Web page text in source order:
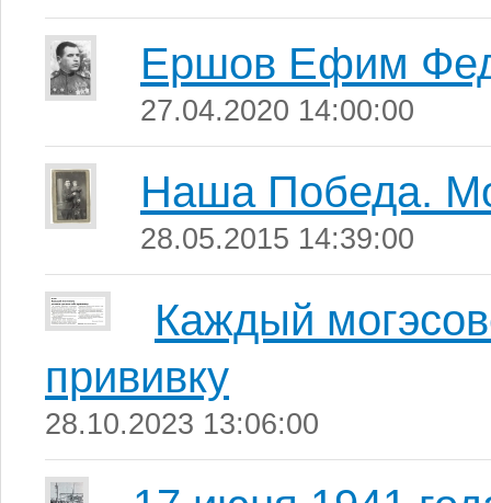
Ершов Ефим
27.04.2020 14:00:00
Наша Победа.
28.05.2015 14:39:00
Каждый
прививку
28.10.2023 13:06:00